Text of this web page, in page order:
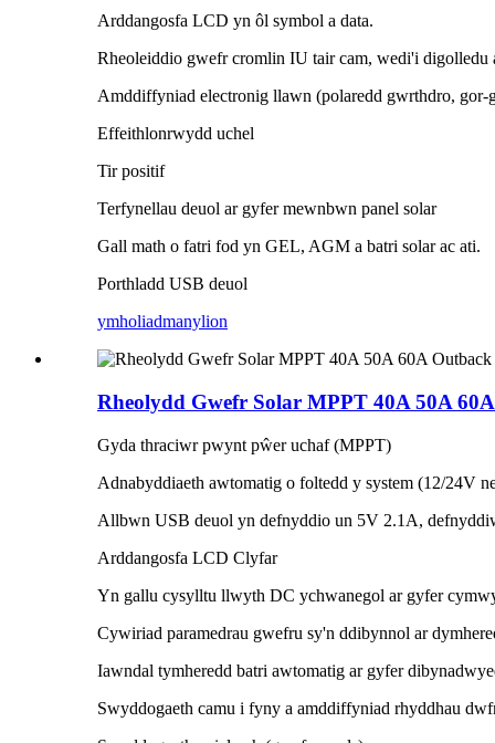
Arddangosfa LCD yn ôl symbol a data.
Rheoleiddio gwefr cromlin IU tair cam, wedi'i digolledu
Amddiffyniad electronig llawn (polaredd gwrthdro, gor-
Effeithlonrwydd uchel
Tir positif
Terfynellau deuol ar gyfer mewnbwn panel solar
Gall math o fatri fod yn GEL, AGM a batri solar ac ati.
Porthladd USB deuol
ymholiadmanylion
Rheolydd Gwefr Solar MPPT 40A 50A
Gyda thraciwr pwynt pŵer uchaf (MPPT)
Adnabyddiaeth awtomatig o foltedd y system (12/24V
Allbwn USB deuol yn defnyddio un 5V 2.1A,
Arddangosfa LCD Clyfar
Yn gallu cysylltu llwyth DC ychwanegol ar gyfer
Cywiriad paramedrau gwefru sy'n ddibynnol ar
Iawndal tymheredd batri awtomatig ar gyfer
Swyddogaeth camu i fyny a amddiffyniad rhyddhau